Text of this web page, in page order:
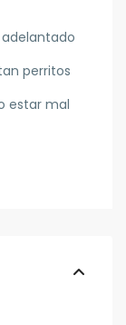
perritos
estar mal